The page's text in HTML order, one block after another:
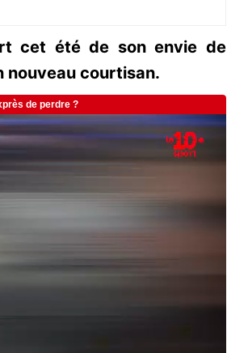
cet été de son envie de
nouveau courtisan.